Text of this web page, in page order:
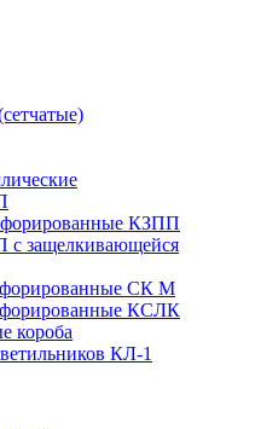
КЗПП
с защелкивающейся
СК М
КСЛК
короба
КЛ-1